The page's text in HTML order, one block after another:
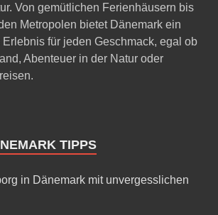
Von gemütlichen Ferienhäusern bis
Metropolen bietet Dänemark ein
für jeden Geschmack, egal ob
Abenteuer in der Natur oder
TIPPS
in Dänemark mit unvergesslichen